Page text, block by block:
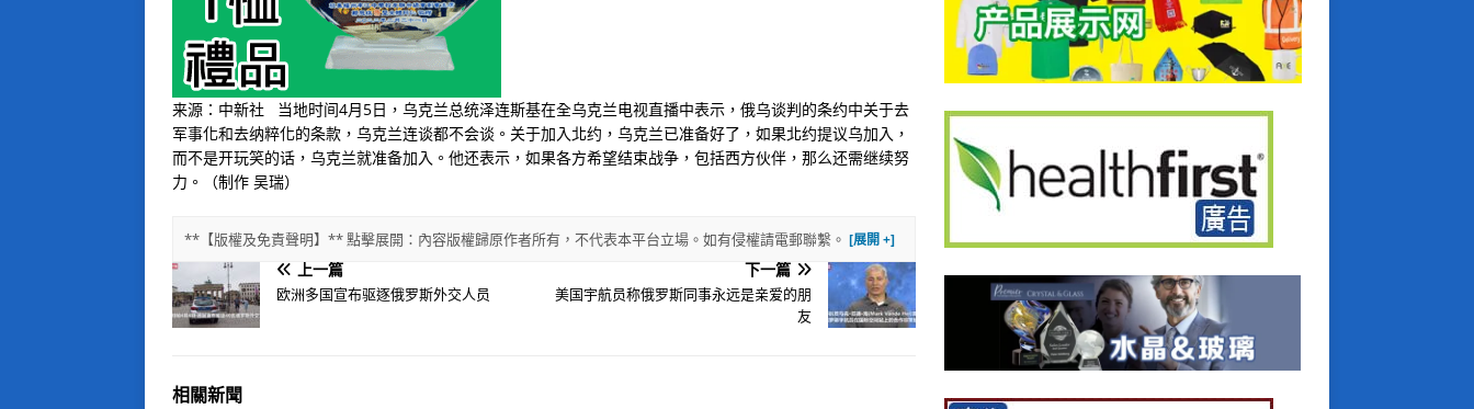
来源：中新社 当地时间4月5日，乌克兰总统泽连斯基在全乌克兰电视直播中表示，俄乌谈判的条约中关于去
军事化和去纳粹化的条款，乌克兰连谈都不会谈。关于加入北约，乌克兰已准备好了，如果北约提议乌加入，
而不是开玩笑的话，乌克兰就准备加入。他还表示，如果各方希望结束战争，包括西方伙伴，那么还需继续努
力。（制作 吴瑞）
**【版權及免責聲明】** 點擊展開：內容版權歸原作者所有，不代表本平台立場。如有侵權請電郵聯繫。
上一篇
欧洲多国宣布驱逐俄罗斯外交人员
下一篇
美国宇航员称俄罗斯同事永远是亲爱的朋
友
相關新聞